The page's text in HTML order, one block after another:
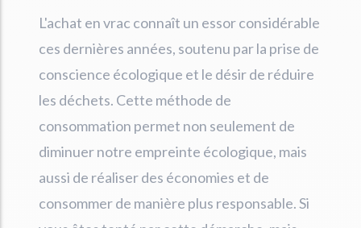
L'achat en vrac connaît un essor considérable
ces dernières années, soutenu par la prise de
conscience écologique et le désir de réduire
les déchets. Cette méthode de
consommation permet non seulement de
diminuer notre empreinte écologique, mais
aussi de réaliser des économies et de
consommer de manière plus responsable. Si